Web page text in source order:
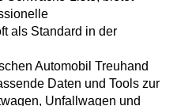
als Standard in der
Automobil Treuhand
Daten und Tools zur
Unfallwagen und